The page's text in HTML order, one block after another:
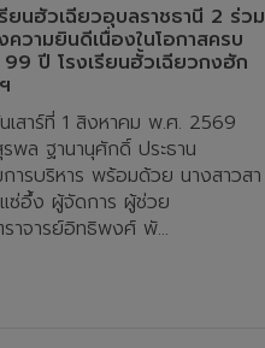
รียนฮั่วเฉียวอุบลราชธานี 2 ร่วม
ความยินดีเนื่องในโอกาสครบ
ปี โรงเรียนฮั้วเฉียวกงฮัก
เสาร์ที่ 1 สิงหาคม พ.ศ. 2569
พล ฐานานุศักดิ์ ประธาน
ารบริหาร พร้อมด้วย นางสาวสา
ซ่อึ้ง ผู้จัดการ ผู้ช่วย
ราจารย์อิทธิพงศ์ พั...